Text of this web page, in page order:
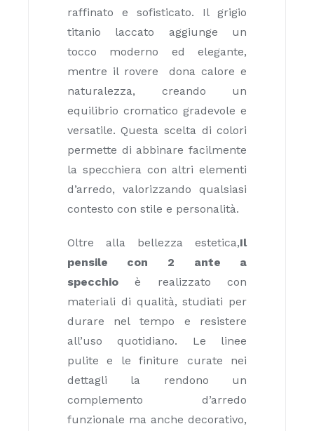
raffinato e sofisticato. Il grigio
titanio laccato aggiunge un
tocco moderno ed elegante,
mentre il rovere dona calore e
naturalezza, creando un
equilibrio cromatico gradevole e
versatile. Questa scelta di colori
permette di abbinare facilmente
la specchiera con altri elementi
d’arredo, valorizzando qualsiasi
contesto con stile e personalità.
Oltre alla bellezza estetica,Il
pensile con 2 ante a
specchioè realizzato con
materiali di qualità, studiati per
durare nel tempo e resistere
all’uso quotidiano. Le linee
pulite e le finiture curate nei
dettagli la rendono un
complemento d’arredo
funzionale ma anche decorativo,